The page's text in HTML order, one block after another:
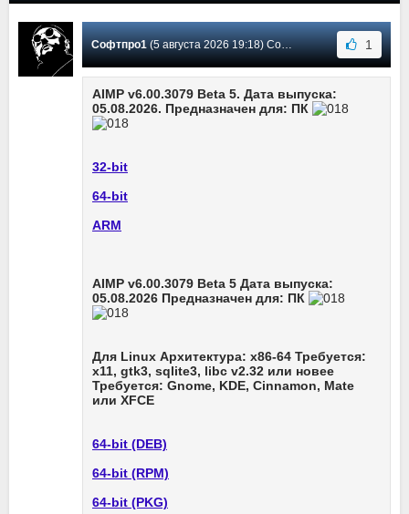
Софтпро1(5 августа 2026 19:18) Сообщение #3690 1
AIMP v6.00.3079 Beta 5. Дата выпуска:
05.08.2026. Предназначен для: ПК
32-bit
64-bit
ARM
AIMP v6.00.3079 Beta 5 Дата выпуска:
05.08.2026 Предназначен для: ПК
Для Linux Архитектура: x86-64 Требуется:
x11, gtk3, sqlite3, libc v2.32 или новее
Требуется: Gnome, KDE, Cinnamon, Mate
или XFCE
64-bit (DEB)
64-bit (RPM)
64-bit (PKG)